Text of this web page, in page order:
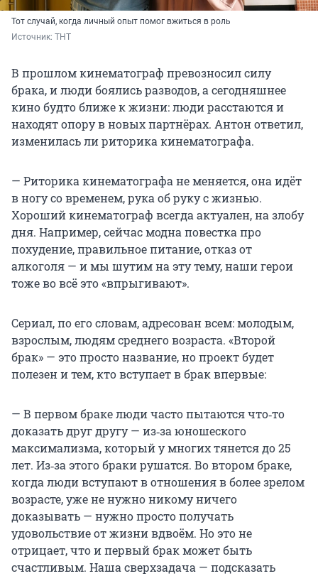
Тот случай, когда личный опыт помог вжиться в роль
Источник: ТНТ
В прошлом кинематограф превозносил силу
брака, и люди боялись разводов, а сегодняшнее
кино будто ближе к жизни: люди расстаются и
находят опору в новых партнёрах. Антон ответил,
изменилась ли риторика кинематографа.
— Риторика кинематографа не меняется, она идёт
в ногу со временем, рука об руку с жизнью.
Хороший кинематограф всегда актуален, на злобу
дня. Например, сейчас модна повестка про
похудение, правильное питание, отказ от
алкоголя — и мы шутим на эту тему, наши герои
тоже во всё это «впрыгивают».
Сериал, по его словам, адресован всем: молодым,
взрослым, людям среднего возраста. «Второй
брак» — это просто название, но проект будет
полезен и тем, кто вступает в брак впервые:
— В первом браке люди часто пытаются что‑то
доказать друг другу — из‑за юношеского
максимализма, который у многих тянется до 25
лет. Из‑за этого браки рушатся. Во втором браке,
когда люди вступают в отношения в более зрелом
возрасте, уже не нужно никому ничего
доказывать — нужно просто получать
удовольствие от жизни вдвоём. Но это не
отрицает, что и первый брак может быть
счастливым. Наша сверхзадача — подсказать